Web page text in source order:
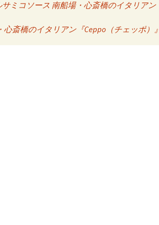
ミコソース 南船場・心斎橋のイタリアン
橋のイタリアン『Ceppo（チェッポ）』